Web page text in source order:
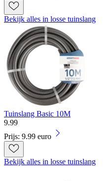
Bekijk alles in losse tuinslang
Tuinslang Basic 10M
9.99
Prijs: 9.99 euro
Bekijk alles in losse tuinslang